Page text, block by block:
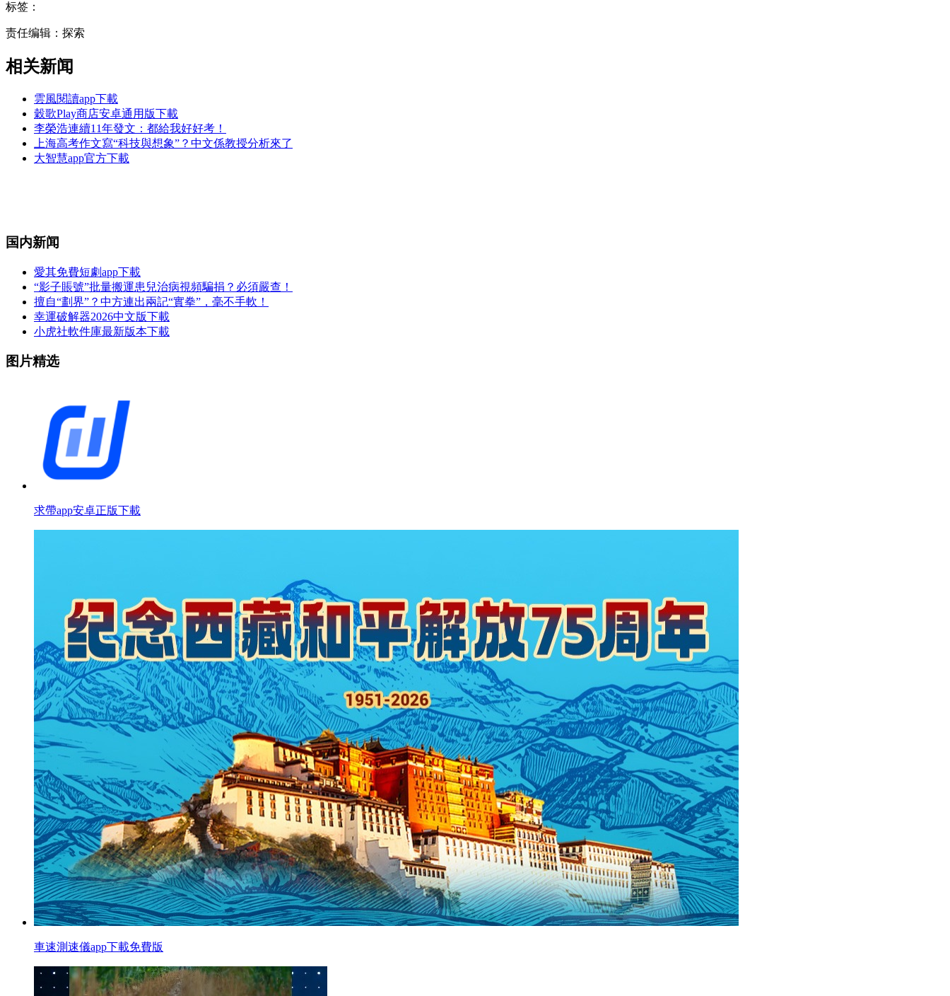
标签：
责任编辑：探索
相关新闻
雲風閱讀app下載
穀歌Play商店安卓通用版下載
李榮浩連續11年發文：都給我好好考！
上海高考作文寫“科技與想象”？中文係教授分析來了
大智慧app官方下載
国内新闻
愛其免費短劇app下載
“影子賬號”批量搬運患兒治病視頻騙捐？必須嚴查！
擅自“劃界”？中方連出兩記“實拳”，毫不手軟！
幸運破解器2026中文版下載
小虎社軟件庫最新版本下載
图片精选
求帶app安卓正版下載
車速測速儀app下載免費版